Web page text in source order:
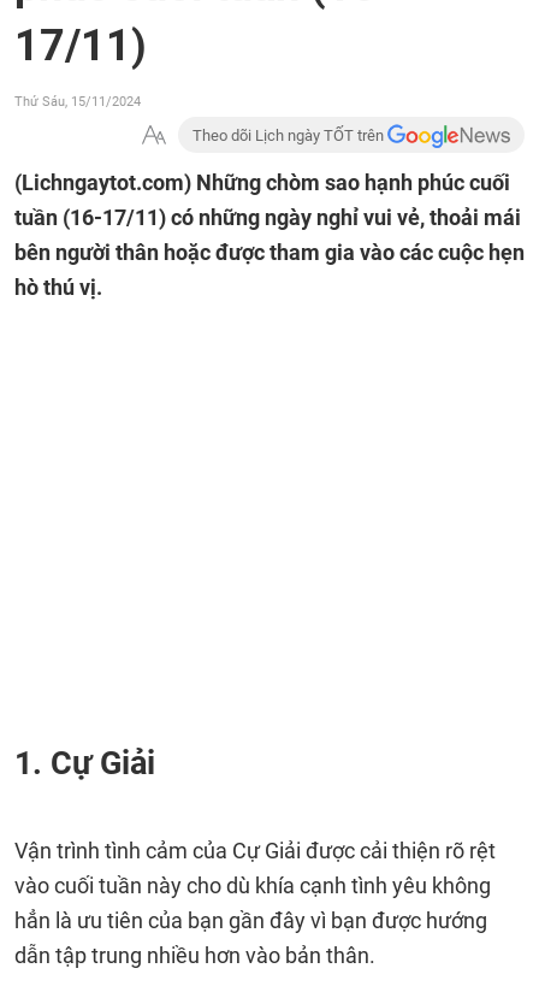
17/11)
Thứ Sáu, 15/11/2024
Theo dõi Lịch ngày TỐT trên
(Lichngaytot.com) Những chòm sao hạnh phúc cuối
tuần (16-17/11) có những ngày nghỉ vui vẻ, thoải mái
bên người thân hoặc được tham gia vào các cuộc hẹn
hò thú vị.
1. Cự Giải
Vận trình tình cảm của Cự Giải được cải thiện rõ rệt
vào cuối tuần này cho dù khía cạnh tình yêu không
hẳn là ưu tiên của bạn gần đây vì bạn được hướng
dẫn tập trung nhiều hơn vào bản thân.